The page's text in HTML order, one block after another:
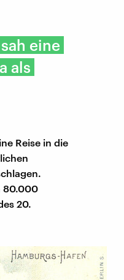
eine
als
Reise in die
80.000
20.